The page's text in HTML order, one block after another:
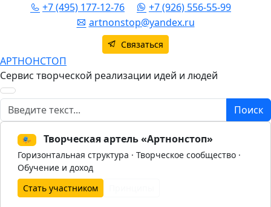
+7 (495) 177-12-76
+7 (926) 556-55-99
artnonstop@yandex.ru
Связаться
АРТНОНСТОП
Сервис творческой реализации идей и людей
Поиск Поиск
🎭 Творческая артель «Артнонстоп»
Горизонтальная структура · Творческое сообщество ·
Обучение и доход
Стать участником